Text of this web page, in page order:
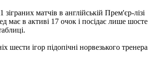
зіграних матчів в англійській Прем'єр-лізі
має в активі 17 очок і посідає лише шосте
шести ігор підопічні норвезького тренера